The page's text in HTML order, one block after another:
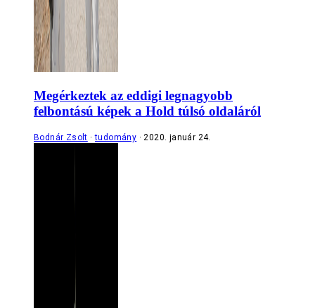
Megérkeztek az eddigi legnagyobb
felbontású képek a Hold túlsó oldaláról
Bodnár Zsolt tudomány 2020. január 24.